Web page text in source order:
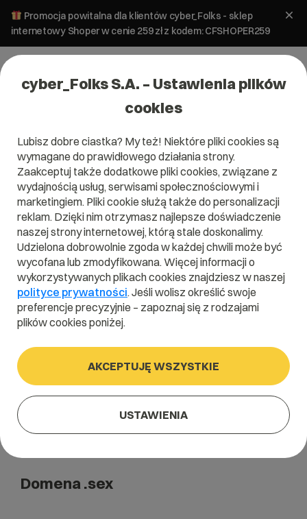
Promocja powitalna dla klientów cyber_Folks - sklep
internetowy Shoper w cenie 259 zł z kodem: CFSHOPER259
Domena .sex
Zabezpiecz swoją markę przed niepożądanymi treściami
.sex
Szukaj
Domena .sex
cyber_Folks S.A. – Ustawienia plików
cookies
Lubisz dobre ciastka? My też! Niektóre pliki cookies są
wymagane do prawidłowego działania strony.
Zaakceptuj także dodatkowe pliki cookies, związane z
wydajnością usług, serwisami społecznościowymi i
marketingiem. Pliki cookie służą także do personalizacji
reklam. Dzięki nim otrzymasz najlepsze doświadczenie
naszej strony internetowej, którą stale doskonalimy.
Udzielona dobrowolnie zgoda w każdej chwili może być
wycofana lub zmodyfikowana. Więcej informacji o
wykorzystywanych plikach cookies znajdziesz w naszej
polityce prywatności. Jeśli wolisz określić swoje
preferencje precyzyjnie – zapoznaj się z rodzajami
plików cookies poniżej.
AKCEPTUJĘ WSZYSTKIE
USTAWIENIA